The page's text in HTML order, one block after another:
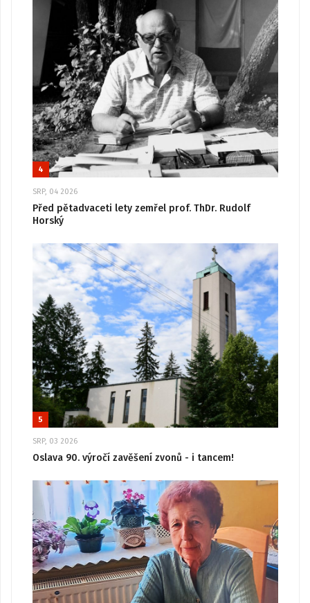
4
SRP, 04 2026
Před pětadvaceti lety zemřel prof. ThDr. Rudolf
Horský
5
SRP, 03 2026
Oslava 90. výročí zavěšení zvonů - i tancem!